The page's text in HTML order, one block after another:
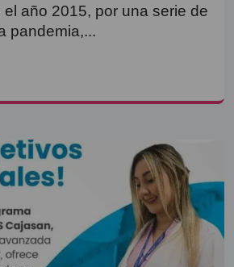
año 2015, por una serie de
pandemia,...